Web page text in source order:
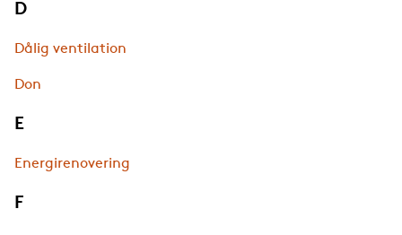
D
Dålig ventilation
Don
E
Energirenovering
F